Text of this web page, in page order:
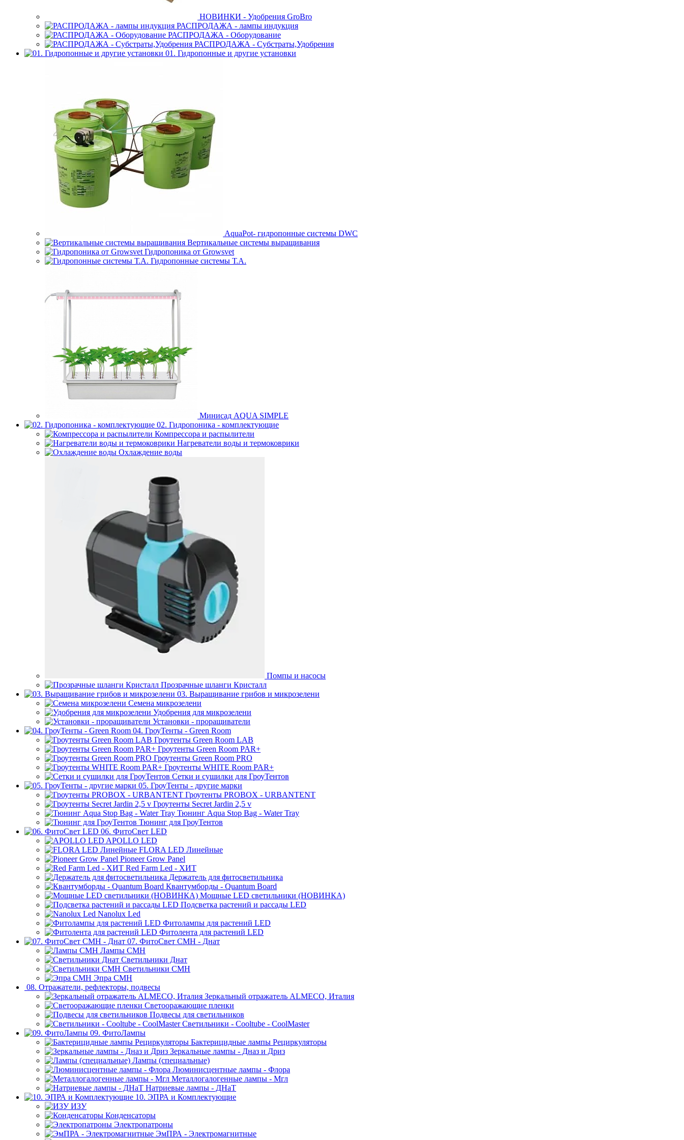
НОВИНКИ - Удобрения GroBro
РАСПРОДАЖА - лампы индукция
РАСПРОДАЖА - Оборудование
РАСПРОДАЖА - Субстраты,Удобрения
01. Гидропонные и другие установки
AquaPot- гидропонные системы DWC
Вертикальные системы выращивания
Гидропоника от Growsvet
Гидропонные системы Т.A.
Минисад AQUA SIMPLE
02. Гидропоника - комплектующие
Компрессора и распылители
Нагреватели воды и термоковрики
Охлаждение воды
Помпы и насосы
Прозрачные шланги Кристалл
03. Выращивание грибов и микрозелени
Семена микрозелени
Удобрения для микрозелени
Установки - проращиватели
04. ГроуТенты - Green Room
Гроутенты Green Room LAB
Гроутенты Green Room PAR+
Гроутенты Green Room PRO
Гроутенты WHITE Room PAR+
Сетки и сушилки для ГроуТентов
05. ГроуТенты - другие марки
Гроутенты PROBOX - URBANTENT
Гроутенты Secret Jardin 2,5 v
Тюнинг Aqua Stop Bag - Water Tray
Тюнинг для ГроуТентов
06. ФитоСвет LED
APOLLO LED
FLORA LED Линейные
Pioneer Grow Panel
Red Farm Led - ХИТ
Держатель для фитосветильника
Квантумборды - Quantum Board
Мощные LED светильники (НОВИНКА)
Подсветка растений и рассады LED
Nanolux Led
Фитолампы для растений LED
Фитолента для растений LED
07. ФитоСвет CMH - Днат
Лампы СМН
Светильники Днат
Светильники СМН
Эпра СМН
08. Отражатели, рефлекторы, подвесы
Зеркальный отражатель ALMECO, Италия
Светооражающие пленки
Подвесы для светильников
Светильники - Cooltube - CoolMaster
09. ФитоЛампы
Бактерицидные лампы Рециркуляторы
Зеркальные лампы - Дназ и Дриз
Лампы (специальные)
Люминисцентные лампы - Флора
Металлогалогенные лампы - Мгл
Натриевые лампы - ДНаТ
10. ЭПРА и Комплектующие
ИЗУ
Конденсаторы
Электропатроны
ЭмПРА - Электромагнитные